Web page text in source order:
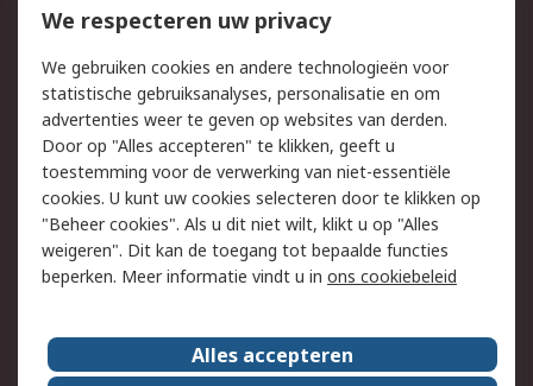
Bestellen
Inkoopoplossingen
Track & Trace
Wettelijk
Cookiebeleid
Email veiligheid
Privacybeleid
Websitevoorwaarden
Algemene
verkoopvoorwaarden
Over RS
We respecteren uw privacy
We gebruiken cookies en andere technologieën voor
statistische gebruiksanalyses, personalisatie en om
advertenties weer te geven op websites van derden.
Door op "Alles accepteren" te klikken, geeft u
toestemming voor de verwerking van niet-essentiële
cookies. U kunt uw cookies selecteren door te klikken op
"Beheer cookies". Als u dit niet wilt, klikt u op "Alles
weigeren". Dit kan de toegang tot bepaalde functies
beperken. Meer informatie vindt u in ons cookiebeleid
Alles accepteren